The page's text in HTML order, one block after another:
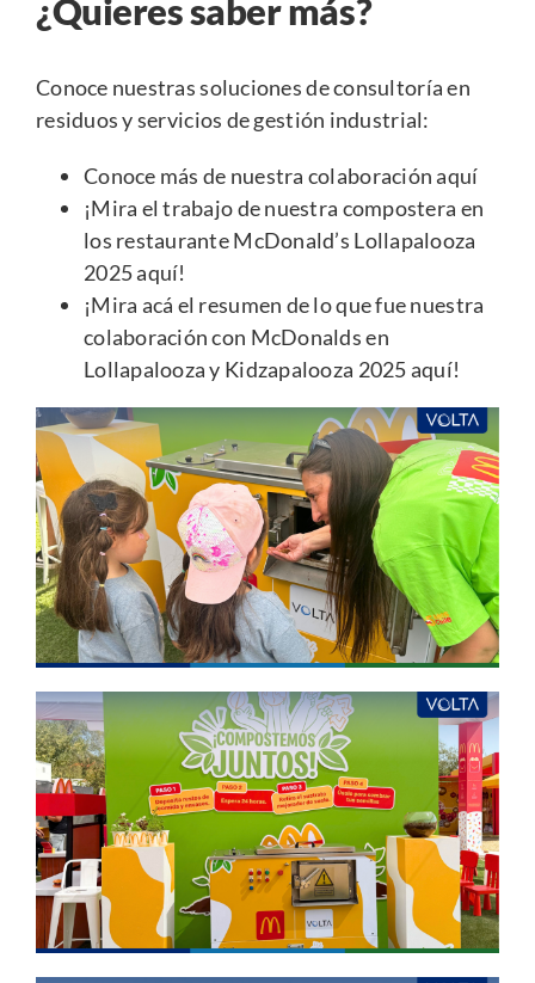
¿Quieres saber más?
Conoce nuestras soluciones de consultoría en
residuos y servicios de gestión industrial:
Conoce más de nuestra colaboración aquí
¡Mira el trabajo de nuestra compostera en
los restaurante McDonald’s Lollapalooza
2025 aquí!
¡Mira acá el resumen de lo que fue nuestra
colaboración con McDonalds en
Lollapalooza y Kidzapalooza 2025 aquí!